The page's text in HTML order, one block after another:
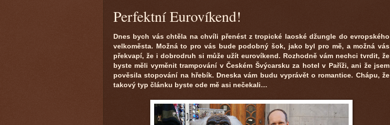
Perfektní Eurovíkend!
Dnes bych vás chtěla na chvíli přenést z tropické laoské džungle do evropského
velkoměsta. Možná to pro vás bude podobný šok, jako byl pro mě, a možná vás
překvapí, že i dobrodruh si může užít eurovíkend. Rozhodně vám nechci tvrdit, že
byste měli vyměnit trampování v Českém Švýcarsku za hotel v Paříži, ani že jsem
pověsila stopování na hřebík. Dneska vám budu vyprávět o romantice. Chápu, že
takový typ článku byste ode mě asi nečekali…